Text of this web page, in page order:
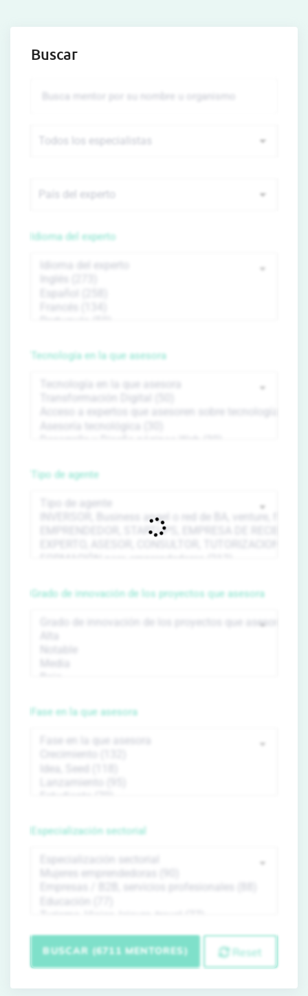
Buscar
Idioma del experto
Tecnología en la que asesora
Tipo de agente
Grado de innovación de los proyectos que asesora
Fase en la que asesora
Especialización sectorial
BUSCAR (6711 MENTORES) Reset